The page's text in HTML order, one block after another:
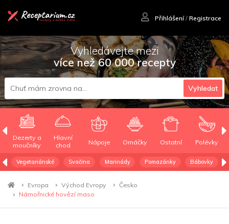
Přihlášení/ Registrace
Vyhledávejte mezi
více než 60 000 recepty
Vyhledat
Dezerty a
moučníky
Hlavní
chod
Nápoje Omáčky Ostatní Polévky
Vegetariánské Svačina Marinády Pomazánky Bábovky
Evropa Východ Evropy
Česko
Námořnické hovězí maso